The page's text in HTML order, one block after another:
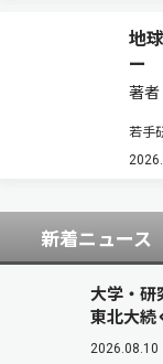
地
ー
著
り
ーク
若手
新着ニュース
大学・研
東北大続
2026.08.10